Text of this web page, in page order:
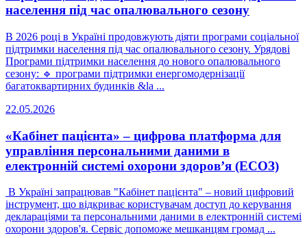
населення під час опалювального сезону
В 2026 році в Україні продовжують діяти програми соціальної
підтримки населення під час опалювального сезону. Урядові
Програми підтримки населення до нового опалювального
сезону: 🔹 програми підтримки енергомодернізації
багатоквартирних будинків &la ...
22.05.2026
«Кабінет пацієнта» – цифрова платформа для
управління персональними даними в
електронній системі охорони здоров’я (ЕСОЗ)
В Україні запрацював "Кабінет пацієнта" – новий цифровий
інструмент, що відкриває користувачам доступ до керування
деклараціями та персональними даними в електронній системі
охорони здоров'я. Сервіс допоможе мешканцям громад ...